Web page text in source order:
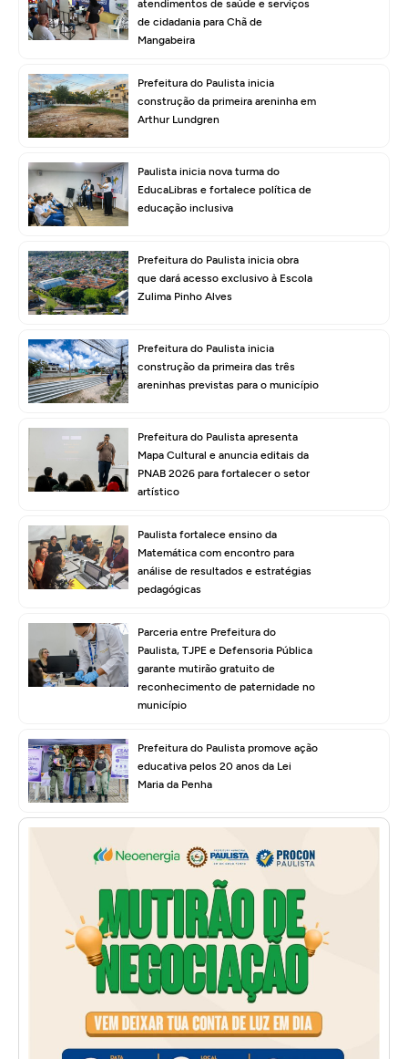
atendimentos de saúde e serviços
de cidadania para Chã de
Mangabeira
Prefeitura do Paulista inicia
construção da primeira areninha em
Arthur Lundgren
Paulista inicia nova turma do
EducaLibras e fortalece política de
educação inclusiva
Prefeitura do Paulista inicia obra
que dará acesso exclusivo à Escola
Zulima Pinho Alves
Prefeitura do Paulista inicia
construção da primeira das três
areninhas previstas para o município
Prefeitura do Paulista apresenta
Mapa Cultural e anuncia editais da
PNAB 2026 para fortalecer o setor
artístico
Paulista fortalece ensino da
Matemática com encontro para
análise de resultados e estratégias
pedagógicas
Parceria entre Prefeitura do
Paulista, TJPE e Defensoria Pública
garante mutirão gratuito de
reconhecimento de paternidade no
município
Prefeitura do Paulista promove ação
educativa pelos 20 anos da Lei
Maria da Penha